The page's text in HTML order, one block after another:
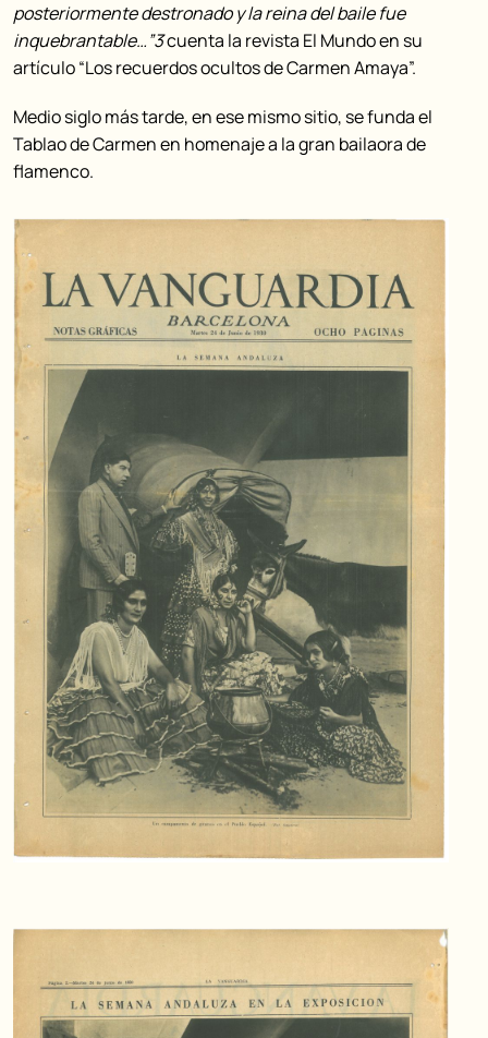
posteriormente destronado y la reina del baile fue
inquebrantable…”3cuenta la revista El Mundo en su
artículo “Los recuerdos ocultos de Carmen Amaya”.
Medio siglo más tarde, en ese mismo sitio, se funda el
Tablao de Carmen en homenaje a la gran bailaora de
flamenco.